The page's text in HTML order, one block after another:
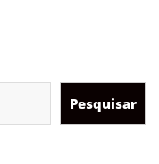
Pesquisar